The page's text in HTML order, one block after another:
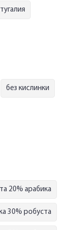
без кислинки
20% арабика
30% робуста